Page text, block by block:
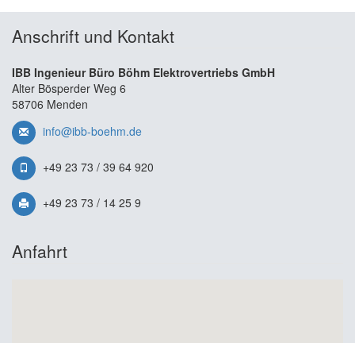
Anschrift und Kontakt
IBB Ingenieur Büro Böhm Elektrovertriebs GmbH
Alter Bösperder Weg 6
58706 Menden
info@ibb-boehm.de
+49 23 73 / 39 64 920
+49 23 73 / 14 25 9
Anfahrt